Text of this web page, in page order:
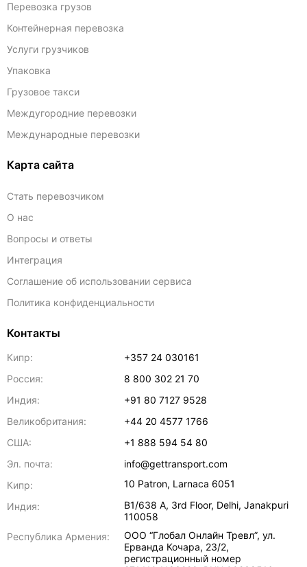
Перевозка грузов
Контейнерная перевозка
Услуги грузчиков
Упаковка
Грузовое такси
Междугородние перевозки
Международные перевозки
Карта сайта
Стать перевозчиком
О нас
Вопросы и ответы
Интеграция
Соглашение об использовании сервиса
Политика конфиденциальности
Контакты
Кипр:
+357 24 030161
Россия:
8 800 302 21 70
Индия:
+91 80 7127 9528
Великобритания:
+44 20 4577 1766
США:
+1 888 594 54 80
Эл. почта:
info@gettransport.com
Кипр:
10 Patron, Larnaca 6051
Индия:
B1/638 A, 3rd Floor, Delhi,Janakpuri
110058
Республика Армения:
ООО “Глобал Онлайн Тревл”, ул.
Ерванда Кочара, 23/2,
регистрационный номер